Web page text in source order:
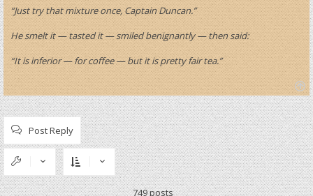
“Just try that mixture once, Captain Duncan.”
He smelt it — tasted it — smiled benignantly — then said:
“It is inferior — for coffee — but it is pretty fair tea.”
T
o
p
Post Reply
749 posts